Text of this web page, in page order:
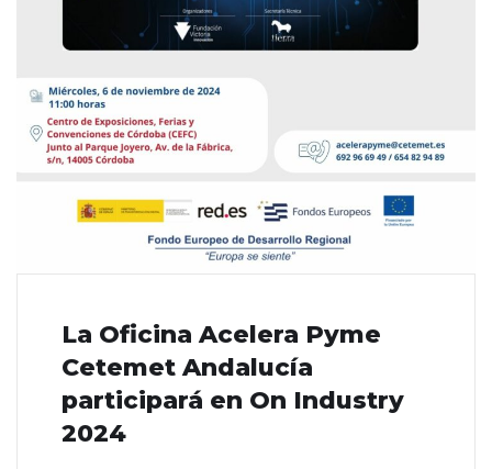
La Oficina Acelera Pyme
Cetemet Andalucía
participará en On Industry
2024